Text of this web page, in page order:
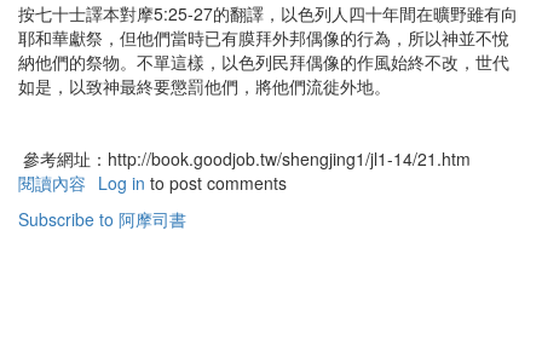
按七十士譯本對摩5:25-27的翻譯，以色列人四十年間在曠野雖有向
耶和華獻祭，但他們當時已有膜拜外邦偶像的行為，所以神並不悅
納他們的祭物。不單這樣，以色列民拜偶像的作風始終不改，世代
如是，以致神最終要懲罰他們，將他們流徙外地。
參考網址：http://book.goodjob.tw/shengjing1/jl1-14/21.htm
閱讀內容 有
司
Log in to post comments
Subscribe to 阿摩司書